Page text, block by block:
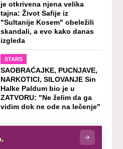
je otkrivena njena velika
tajna: Život Safije iz
"Sultanije Kosem" obeležili
skandali, a evo kako danas
izgleda
STARS
SAOBRAĆAJKE, PUCNJAVE,
NARKOTICI, SILOVANJE Sin
Halke Paldum bio je u
ZATVORU: "Ne želim da ga
vidim dok ne ode na lečenje"